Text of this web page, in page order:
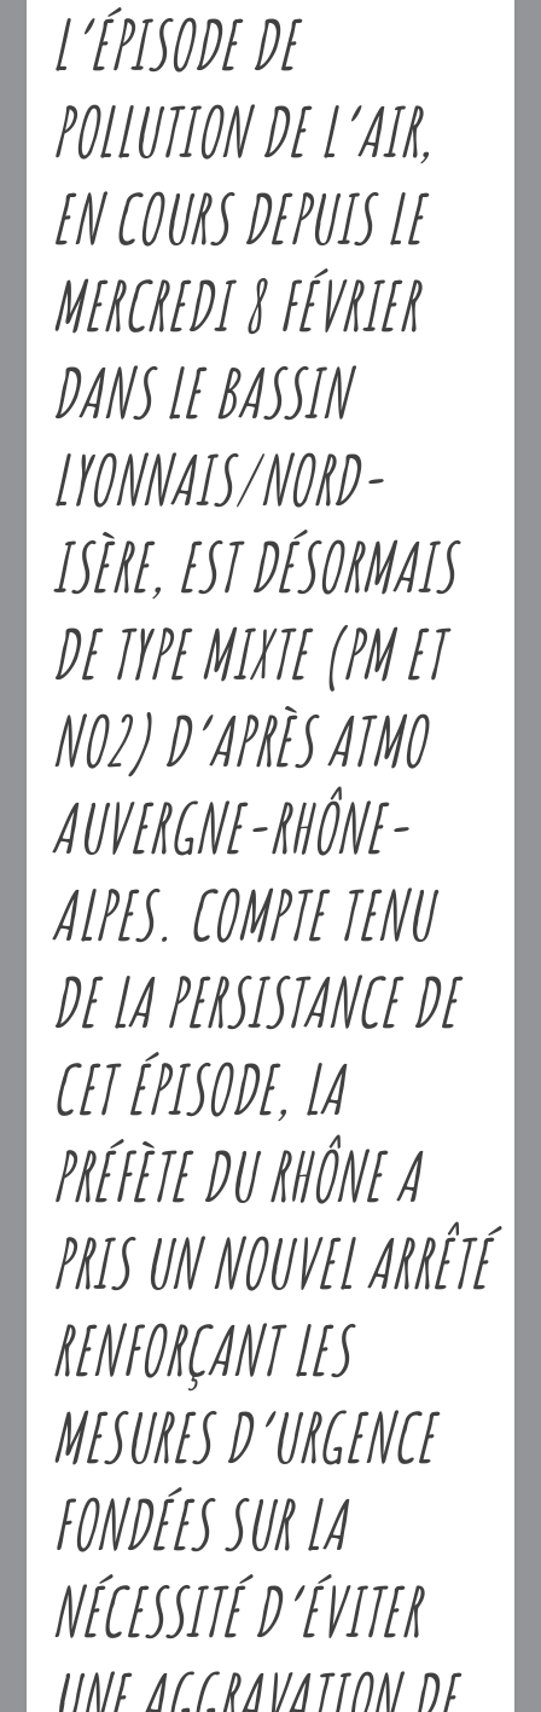
L’ÉPISODE DE
POLLUTION DE L’AIR,
EN COURS DEPUIS LE
MERCREDI 8 FÉVRIER
DANS LE BASSIN
LYONNAIS/NORD-
ISÈRE, EST DÉSORMAIS
DE TYPE MIXTE (PM ET
NO2) D’APRÈS ATMO
AUVERGNE-RHÔNE-
ALPES. COMPTE TENU
DE LA PERSISTANCE DE
CET ÉPISODE, LA
PRÉFÈTE DU RHÔNE A
PRIS UN NOUVEL ARRÊTÉ
RENFORÇANT LES
MESURES D’URGENCE
FONDÉES SUR LA
NÉCESSITÉ D’ÉVITER